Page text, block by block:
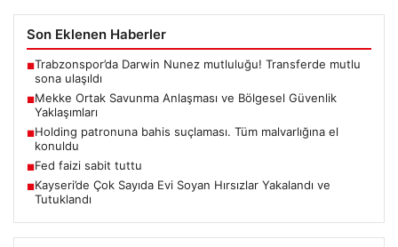
Son Eklenen Haberler
■Trabzonspor’da Darwin Nunez mutluluğu! Transferde mutlu
sona ulaşıldı
■Mekke Ortak Savunma Anlaşması ve Bölgesel Güvenlik
Yaklaşımları
■Holding patronuna bahis suçlaması. Tüm malvarlığına el
konuldu
■Fed faizi sabit tuttu
■Kayseri’de Çok Sayıda Evi Soyan Hırsızlar Yakalandı ve
Tutuklandı